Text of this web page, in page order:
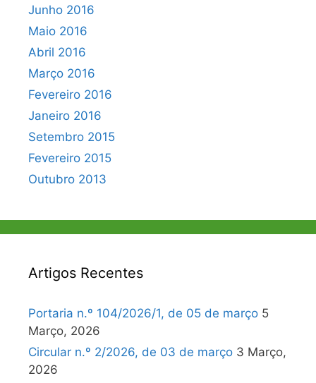
Junho 2016
Maio 2016
Abril 2016
Março 2016
Fevereiro 2016
Janeiro 2016
Setembro 2015
Fevereiro 2015
Outubro 2013
Artigos Recentes
Portaria n.º 104/2026/1, de 05 de março 5
Março, 2026
Circular n.º 2/2026, de 03 de março 3 Março,
2026